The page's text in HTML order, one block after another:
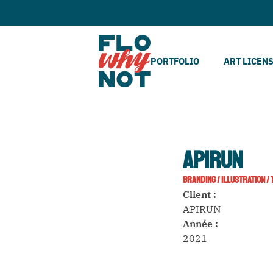
PORTFOLIO ART
APIRUN
BRANDING/ILLUSTRATION/
Client :
APIRUN
Année :
2021